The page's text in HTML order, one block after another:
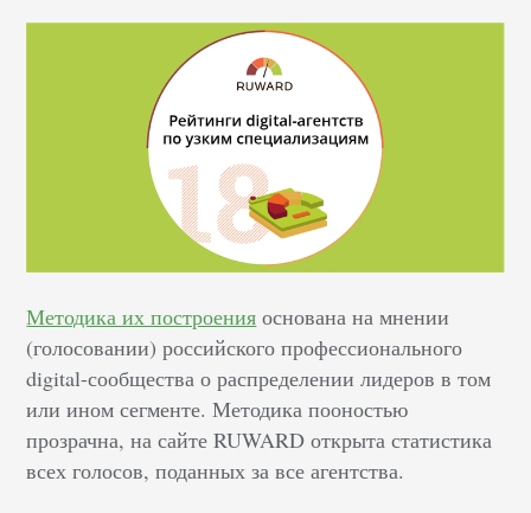
Методика их построения основана на мнении
(голосовании) российского профессионального
digital-сообщества о распределении лидеров в том
или ином сегменте. Методика пооностью
прозрачна, на сайте RUWARD открыта статистика
всех голосов, поданных за все агентства.